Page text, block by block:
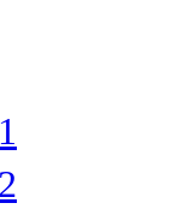
1
2